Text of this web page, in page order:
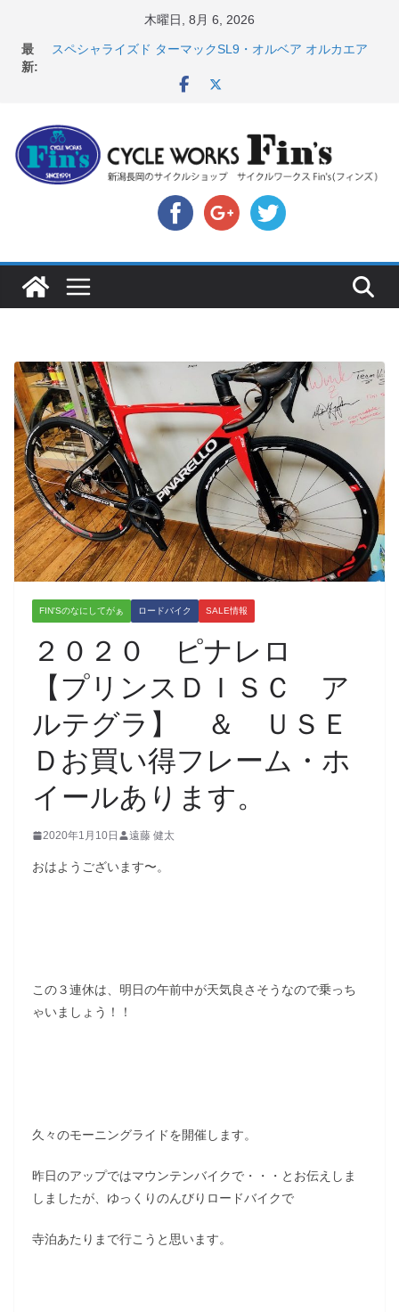
木曜日, 8月 6, 2026
最
新:
バイクなど（２０２６・７・１０ 現在）
スペシャライズド ターマックSL9・オルベア オルカエア
ロ発表！ ＆ オンヨネ ウェア・アクセサリーセー
8月1・2日 YOELEO試乗会とオフ会開催！！ ＆
LAZER 最高峰ヘルメットが３０〜４０％OFF セール
店頭のセールバイク在庫 ロードバイク、MTB、クロス
バイクなど（２０２６・７・１７ 現在）
【 重要 】お支払いについて ＆ クロスバイクのカスタ
ムと、入荷してきました人気商品ピックアップ！
FIN'Sのなにしてがぁ ロードバイク SALE情報
２０２０ ピナレロ
【プリンスＤＩＳＣ ア
ルテグラ】 ＆ ＵＳＥ
Ｄお買い得フレーム・ホ
イールあります。
2020年1月10日 遠藤 健太
おはようございます〜。
この３連休は、明日の午前中が天気良さそうなので乗っち
ゃいましょう！！
久々のモーニングライドを開催します。
昨日のアップではマウンテンバイクで・・・とお伝えしま
しましたが、ゆっくりのんびりロードバイクで
寺泊あたりまで行こうと思います。